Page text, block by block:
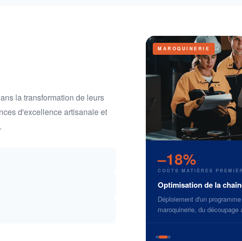
la transformation de leurs
d'excellence artisanale et
horlogère
des savoir-faire artisanaux.
MAROQUINERIE
–18%
COÛTS MATIÈRES
Optimisation de la
Déploiement d'un
maroquinerie, du